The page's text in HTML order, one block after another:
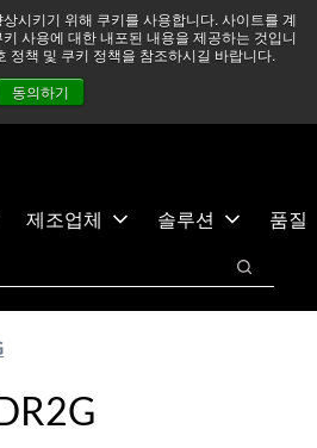
시키기 위해 쿠키를 사용합니다. 사이트를 계
사용에 대한 내포된 내용을 제공하는 것입니
정책 및 쿠키 정책을 참조하시길 바랍니다.
동의하기
로 주시하고 있으며, 모든 서비스는
고 있습니다. 더 읽어보기 →
스
문의하기
제조업체 솔루션
품질
검색